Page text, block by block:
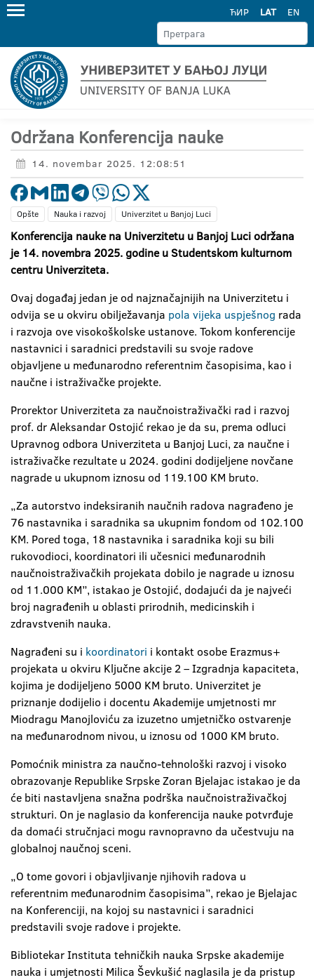
ЋИР LAT EN
Održana Konferencija nauke
14. novembar 2025. 12:08:51
Opšte Nauka i razvoj Univerzitet u Banjoj Luci
Konferencija nauke na Univerzitetu u Banjoj Luci održana
je 14. novembra 2025. godine u Studentskom kulturnom
centru Univerziteta.
Ovaj događaj jedan je od najznačajnijih na Univerzitetu i
odvija se u okviru obilježavanja pola vijeka uspješnog rada
i razvoja ove visokoškolske ustanove. Tokom konferencije
nastavnici i saradnici predstavili su svoje radove
objavljene u međunarodno referentnim časopisima, kao i
naučne i istraživačke projekte.
Prorektor Univerziteta za naučnoistraživački rad i razvoj
prof. dr Aleksandar Ostojić rekao je da su, prema odluci
Upravnog odbora Univerziteta u Banjoj Luci, za naučne i
istraživačke rezultate u 2024. godini dodijeljene novčane
nagrade u ukupnom iznosu od 119.100 KM bruto.
„Za autorstvo indeksiranih naučnih radova nagrađeno je
76 nastavnika i saradnika sa ukupnim fondom od 102.100
KM. Pored toga, 18 nastavnika i saradnika koji su bili
rukovodioci, koordinatori ili učesnici međunarodnih
naučnoistraživačkih projekata dobilo je nagrade u iznosu
od 11.000 KM”, istakao je Ostojić, dodajući da je najveći
broj nagrađenih u oblasti prirodnih, medicinskih i
zdravstvenih nauka.
Nagrađeni su i koordinatori i kontakt osobe Erazmus+
projekata u okviru Ključne akcije 2 – Izgradnja kapaciteta,
kojima je dodijeljeno 5000 KM bruto. Univerzitet je
priznanje dodijelio i docentu Akademije umjetnosti mr
Miodragu Manojloviću za izuzetno umjetničko ostvarenje
na međunarodnom nivou, u iznosu od 1000 KM bruto.
Pomoćnik ministra za naučno-tehnološki razvoj i visoko
obrazovanje Republike Srpske Zoran Bjelajac istakao je da
će biti nastavljena snažna podrška naučnoistraživačkoj
strukturi. On je naglasio da konferencija nauke potvrđuje
da domaći stručnjaci mogu ravnopravno da učestvuju na
globalnoj naučnoj sceni.
„O tome govori i objavljivanje njihovih radova u
referentnim međunarodnim časopisima”, rekao je Bjelajac
na Konferenciji, na kojoj su nastavnici i saradnici
predstavili svoje radove i projekte.
Bibliotekar Instituta tehničkih nauka Srpske akademije
nauka i umjetnosti Milica Ševkušić naglasila je da pristup